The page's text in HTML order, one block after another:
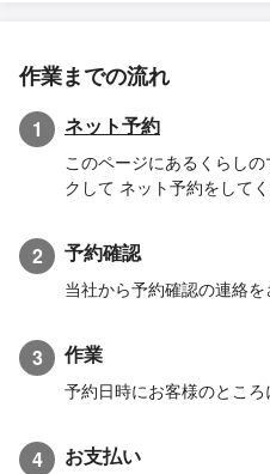
作業までの流れ
1 ネット予約
このページにあるくらし
クして ネット予約をしてく
2 予約確認
当社から予約確認の連絡を
3 作業
予約日時にお客様のところ
4 お支払い